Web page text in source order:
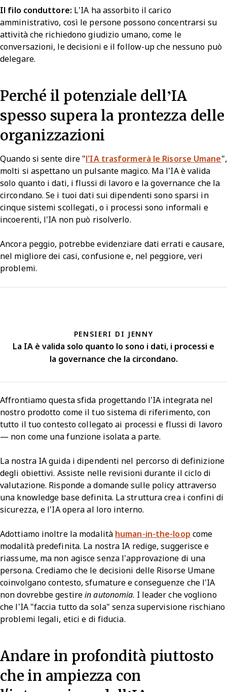
Il filo conduttore: L’IA ha assorbito il carico
amministrativo, così le persone possono concentrarsi su
attività che richiedono giudizio umano, come le
conversazioni, le decisioni e il follow-up che nessuno può
delegare.
Perché il potenziale dell’IA
spesso supera la prontezza delle
organizzazioni
Quando si sente dire " l’IA trasformerà le Risorse Umane",
molti si aspettano un pulsante magico. Ma l’IA è valida
solo quanto i dati, i flussi di lavoro e la governance che la
circondano. Se i tuoi dati sui dipendenti sono sparsi in
cinque sistemi scollegati, o i processi sono informali e
incoerenti, l’IA non può risolverlo.
Ancora peggio, potrebbe evidenziare dati errati e causare,
nel migliore dei casi, confusione e, nel peggiore, veri
problemi.
PENSIERI DI JENNY
La IA è valida solo quanto lo sono i dati, i processi e
la governance che la circondano.
Affrontiamo questa sfida progettando l’IA integrata nel
nostro prodotto come il tuo sistema di riferimento, con
tutto il tuo contesto collegato ai processi e flussi di lavoro
— non come una funzione isolata a parte.
La nostra IA guida i dipendenti nel percorso di definizione
degli obiettivi. Assiste nelle revisioni durante il ciclo di
valutazione. Risponde a domande sulle policy attraverso
una knowledge base definita. La struttura crea i confini di
sicurezza, e l’IA opera al loro interno.
Adottiamo inoltre la modalità human-in-the-loop come
modalità predefinita. La nostra IA redige, suggerisce e
riassume, ma non agisce senza l’approvazione di una
persona. Crediamo che le decisioni delle Risorse Umane
coinvolgano contesto, sfumature e conseguenze che l’IA
non dovrebbe gestirein autonomia. I leader che vogliono
che l’IA "faccia tutto da sola" senza supervisione rischiano
problemi legali, etici e di fiducia.
Andare in profondità piuttosto
che in ampiezza con